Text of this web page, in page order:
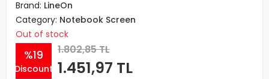
Brand: LineOn
Category: Notebook Screen
Out of stock
%19
Discount
1.802,85 TL
1.451,97 TL